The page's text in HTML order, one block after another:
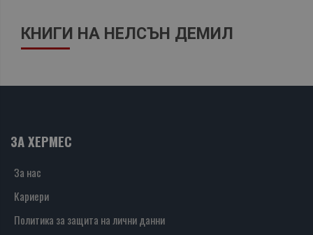
КНИГИ НА НЕЛСЪН ДЕМИЛ
ЗА ХЕРМЕС
За нас
Кариери
Политика за защита на лични данни